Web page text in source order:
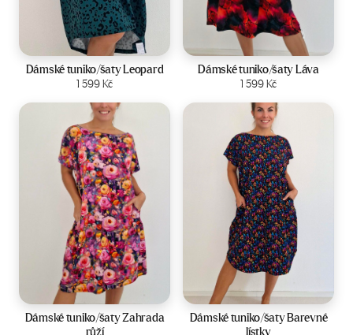
Velikost:44-50
Dámské tuniko/šaty Leopard
1 599Kč
Zobrazit produkt
Velikost: 44-50
Dámské tuniko/šaty Láva
1 599Kč
Zobrazit produkt
Velikost:44-50
Dámské tuniko/šaty Zahrada
růží
Velikost:44-50
Dámské tuniko/šaty Barevné
lístky